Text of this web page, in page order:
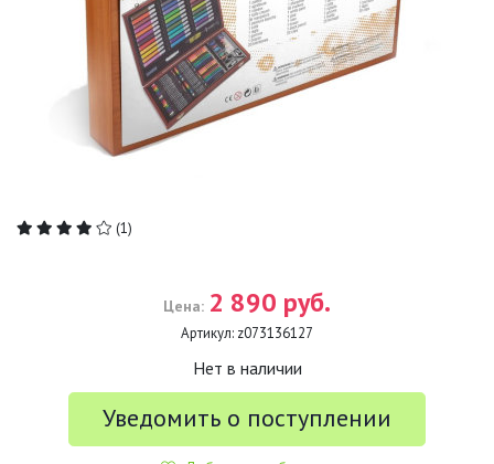
(1)
Цена: 2 890 руб.
Артикул: z073136127
Нет в наличии
Уведомить о поступлении